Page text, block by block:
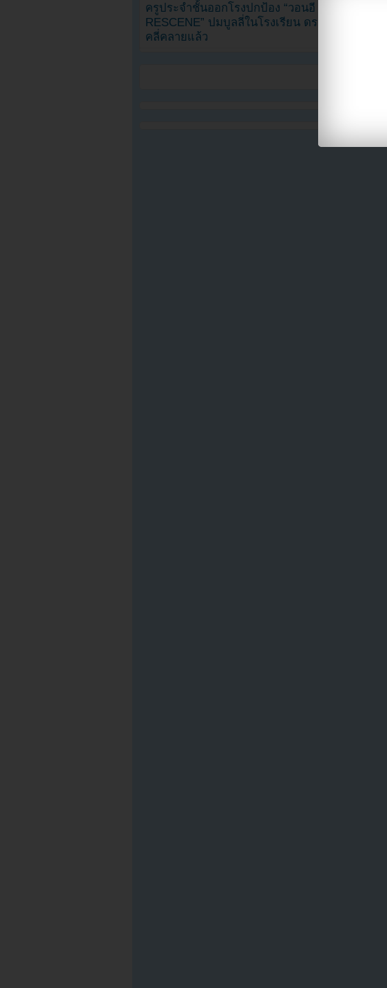
ครูประจำชั้นออกโรงปกป้อง “วอนอี
RESCENE” ปมบูลลี่ในโรงเรียน ดราม่า
คลี่คลายแล้ว